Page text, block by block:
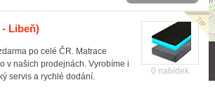
- Libeň)
po celé ČR. Matrace
v našich prodejnách. Vyrobíme i
servis a rychlé dodání.
0 nabídek